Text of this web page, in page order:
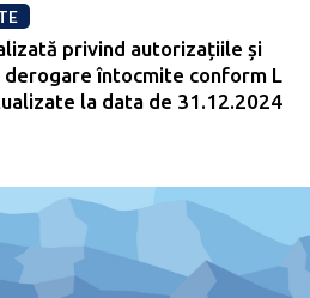
privind autorizațiile și
întocmite conform L
la data de 31.12.2024